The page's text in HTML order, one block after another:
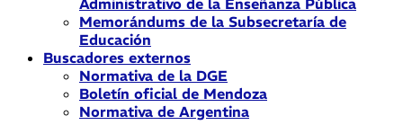
Administrativo de la Enseñanza Pública
Memorándums de la Subsecretaría de
Educación
Buscadores externos
Normativa de la DGE
Boletín oficial de Mendoza
Normativa de Argentina